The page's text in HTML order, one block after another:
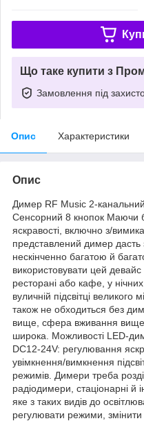
Що таке купити з
Замовлення під
Опис Характеристики
Опис
Димер RF Music 2-
Сенсорний 8 кнопок Маючи
яскравості, включно з/
представлений димер дасть
нескінченно багатою й
використовувати цей девайс
ресторані або кафе, у
вуличній підсвітці великого
також не обходиться без
вище, сфера вживання
широка. Можливості LED-
DC12-24V: регулювання
увімкнення/вимкнення
режимів. Димери треба
радіодимери, стаціонарні й
яке з таких видів до
регулювати режими, змінити